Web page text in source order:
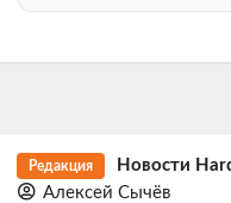
Редакция Новости
Алексей Сычёв